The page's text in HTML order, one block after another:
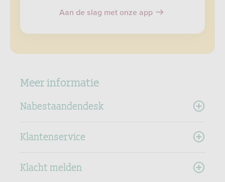
Aan de slag met onze app
Meer informatie
Nabestaandendesk
Klantenservice
Klacht melden